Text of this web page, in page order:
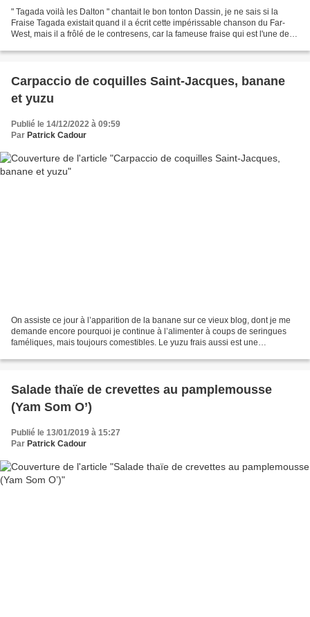
" Tagada voilà les Dalton " chantait le bon tonton Dassin, je ne sais si la
Fraise Tagada existait quand il a écrit cette impérissable chanson du Far-
West, mais il a frôlé de le contresens, car la fameuse fraise qui est l'une des
Carpaccio de coquilles Saint-Jacques, banane
et yuzu
Publié le 14/12/2022 à 09:59
Par Patrick Cadour
On assiste ce jour à l’apparition de la banane sur ce vieux blog, dont je me
demande encore pourquoi je continue à l’alimenter à coups de seringues
faméliques, mais toujours comestibles. Le yuzu frais aussi est une
Salade thaïe de crevettes au pamplemousse
(Yam Som O’)
Publié le 13/01/2019 à 15:27
Par Patrick Cadour